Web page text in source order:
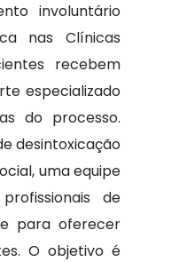
involuntário
nas Clínicas
recebem
especializado
do processo.
desintoxicação
uma equipe
de
para oferecer
O objetivo é